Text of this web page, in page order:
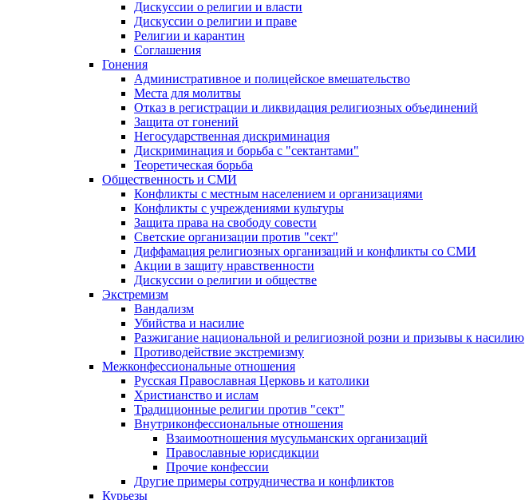
Дискуссии о религии и власти
Дискуссии о религии и праве
Религии и карантин
Соглашения
Гонения
Административное и полицейское вмешательство
Места для молитвы
Отказ в регистрации и ликвидация религиозных объединений
Защита от гонений
Негосударственная дискриминация
Дискриминация и борьба с "сектантами"
Теоретическая борьба
Общественность и СМИ
Конфликты с местным населением и организациями
Конфликты с учреждениями культуры
Защита права на свободу совести
Светские организации против "сект"
Диффамация религиозных организаций и конфликты со СМИ
Акции в защиту нравственности
Дискуссии о религии и обществе
Экстремизм
Вандализм
Убийства и насилие
Разжигание национальной и религиозной розни и призывы к насилию
Противодействие экстремизму
Межконфессиональные отношения
Русская Православная Церковь и католики
Христианство и ислам
Традиционные религии против "сект"
Внутриконфессиональные отношения
Взаимоотношения мусульманских организаций
Православные юрисдикции
Прочие конфессии
Другие примеры сотрудничества и конфликтов
Курьезы